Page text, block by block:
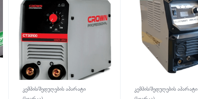
კემპის/შედუღების აპარატი
კემპის/შედუღების აპარატი